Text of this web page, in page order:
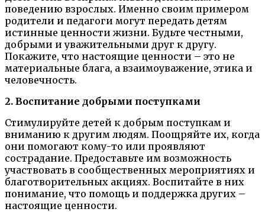
поведению взрослых. Именно своим примером
родители и педагоги могут передать детям
истинные ценности жизни. Будьте честными,
добрыми и уважительными друг к другу.
Покажите, что настоящие ценности – это не
материальные блага, а взаимоуважение, этика и
человечность.
2. Воспитание добрыми поступками
Стимулируйте детей к добрым поступкам и
вниманию к другим людям. Поощряйте их, когда
они помогают кому-то или проявляют
сострадание. Предоставьте им возможность
участвовать в сообщественных мероприятиях и
благотворительных акциях. Воспитайте в них
понимание, что помощь и поддержка других –
настоящие ценности.